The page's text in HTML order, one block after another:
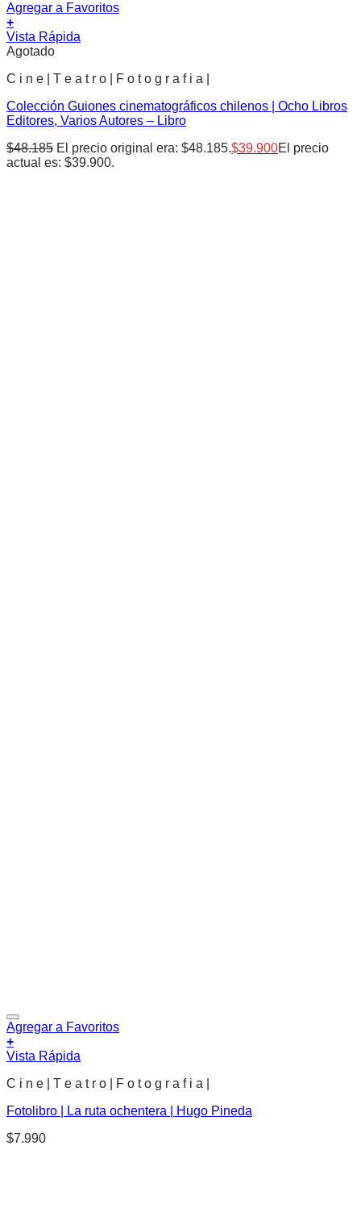
Agregar a Favoritos
+
Vista Rápida
Agotado
C i n e | T e a t r o | F o t o g r a f i a |
Colección Guiones cinematográficos chilenos | Ocho Libros
Editores, Varios Autores – Libro
$48.185 El precio original era: $48.185.$39.900El precio
actual es: $39.900.
Agregar a Favoritos
+
Vista Rápida
C i n e | T e a t r o | F o t o g r a f i a |
Fotolibro | La ruta ochentera | Hugo Pineda
$7.990